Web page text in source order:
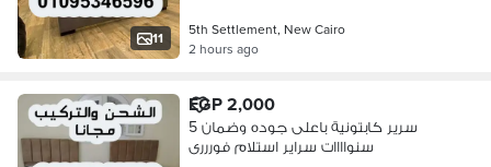
11
5th Settlement, New Cairo
2 hours ago
EGP 2,000
سرير كابتونية باعلى جوده وضمان 5
سنواااات سراير استلام فورررى